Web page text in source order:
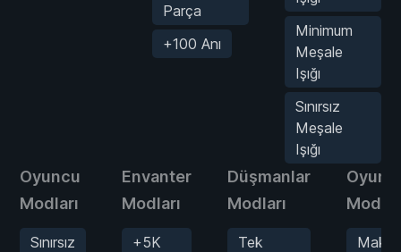
Parça
+100 Anı
Minimum
Meşale
Işığı
Sınırsız
Meşale
Işığı
Oyuncu
Modları
Sınırsız
Envanter
Modları
+5K
Düşmanlar
Modları
Tek
Oyun